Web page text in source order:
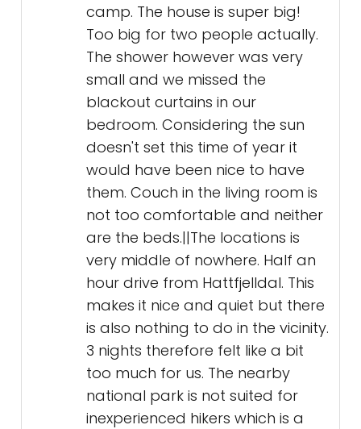
camp. The house is super big!
Too big for two people actually.
The shower however was very
small and we missed the
blackout curtains in our
bedroom. Considering the sun
doesn't set this time of year it
would have been nice to have
them. Couch in the living room is
not too comfortable and neither
are the beds.||The locations is
very middle of nowhere. Half an
hour drive from Hattfjelldal. This
makes it nice and quiet but there
is also nothing to do in the vicinity.
3 nights therefore felt like a bit
too much for us. The nearby
national park is not suited for
inexperienced hikers which is a